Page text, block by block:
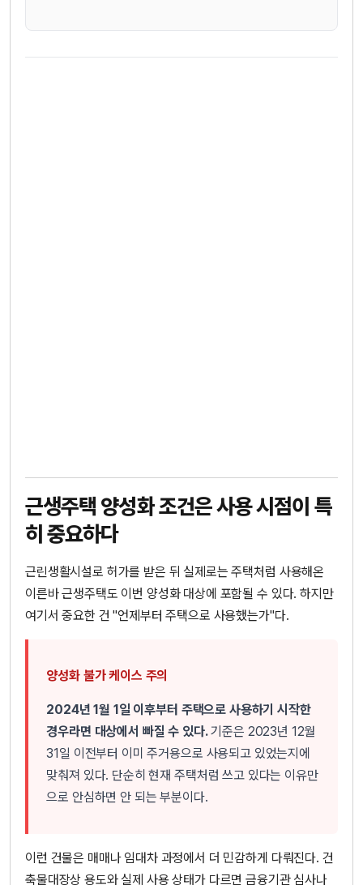
근생주택 양성화 조건은 사용 시점이 특
히 중요하다
근린생활시설로 허가를 받은 뒤 실제로는 주택처럼 사용해온
이른바 근생주택도 이번 양성화 대상에 포함될 수 있다. 하지만
여기서 중요한 건 "언제부터 주택으로 사용했는가"다.
양성화 불가 케이스 주의
2024년 1월 1일 이후부터 주택으로 사용하기 시작한
경우라면 대상에서 빠질 수 있다.기준은 2023년 12월
31일 이전부터 이미 주거용으로 사용되고 있었는지에
맞춰져 있다. 단순히 현재 주택처럼 쓰고 있다는 이유만
으로 안심하면 안 되는 부분이다.
이런 건물은 매매나 임대차 과정에서 더 민감하게 다뤄진다. 건
축물대장상 용도와 실제 사용 상태가 다르면 금융기관 심사나